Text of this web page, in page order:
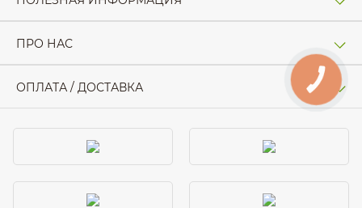
ПРО НАС
ОПЛАТА / ДОСТАВКА
КНОПКА
ЗВ'ЯЗКУ